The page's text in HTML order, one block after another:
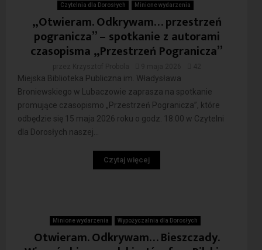
Czytelnia dla Dorosłych Minione wydarzenia
„Otwieram. Odkrywam… przestrzeń
pogranicza” – spotkanie z autorami
czasopisma „Przestrzeń Pogranicza”
Miejska Biblioteka Publiczna im. Władysława
Broniewskiego w Lubaczowie zaprasza na spotkanie
promujące czasopismo „Przestrzeń Pogranicza”, które
odbędzie się 15 maja 2026 roku o godz. 18:00 w Czytelni
dla Dorosłych naszej...
Czytaj więcej
Minione wydarzenia Wypożyczalnia dla Dorosłych
Otwieram. Odkrywam… Bieszczady.